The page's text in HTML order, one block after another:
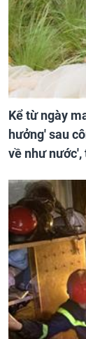
Kể từ ngày
hưởng' sau
về như